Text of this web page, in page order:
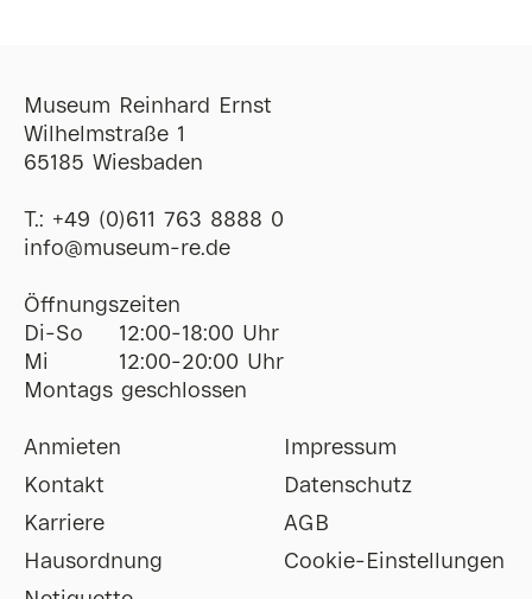
Museum Reinhard Ernst
Wilhelmstraße 1
65185 Wiesbaden
T.: +49 (0)611 763 8888 0
ofni@museum-re de
Öffnungszeiten
Di-So
12:00-18:00 Uhr
Mi
12:00-20:00 Uhr
Montags geschlossen
Anmieten
Kontakt
Karriere
Hausordnung
Impressum
Datenschutz
AGB
Cookie-Einstellungen